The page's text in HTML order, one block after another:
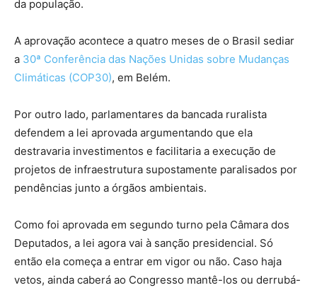
da população.
A aprovação acontece a quatro meses de o Brasil sediar
a 30ª Conferência das Nações Unidas sobre Mudanças
Climáticas (COP30), em Belém.
Por outro lado, parlamentares da bancada ruralista
defendem a lei aprovada argumentando que ela
destravaria investimentos e facilitaria a execução de
projetos de infraestrutura supostamente paralisados por
pendências junto a órgãos ambientais.
Como foi aprovada em segundo turno pela Câmara dos
Deputados, a lei agora vai à sanção presidencial. Só
então ela começa a entrar em vigor ou não. Caso haja
vetos, ainda caberá ao Congresso mantê-los ou derrubá-